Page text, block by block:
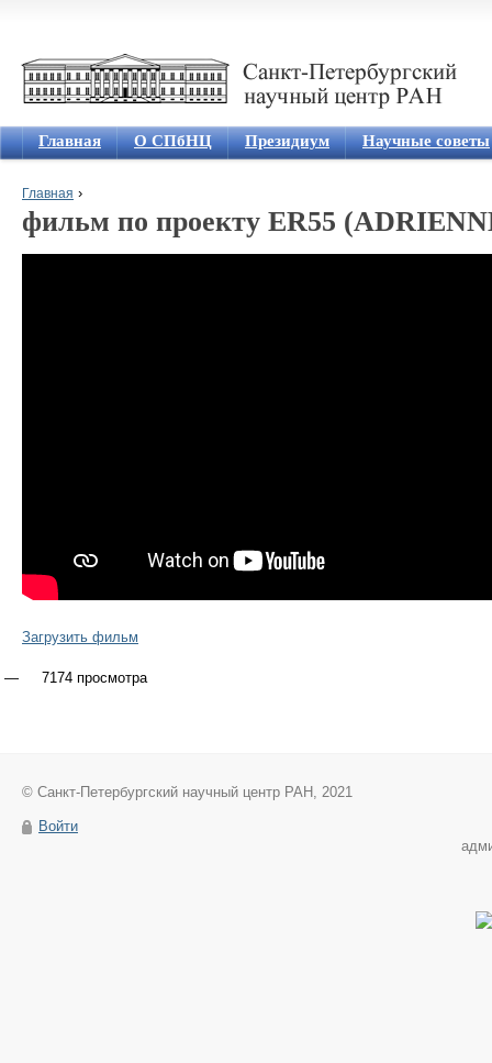
Главная О СПбНЦ Президиум Научные советы
Вы здесь
Главная ›
фильм по проекту ER55
Загрузить фильм
7174 просмотра
© Санкт-Петербургский научный центр РАН, 2021
Войти